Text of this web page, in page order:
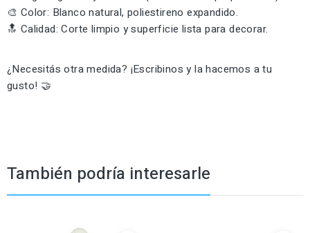
🎨 Color: Blanco natural, poliestireno expandido.
🔝 Calidad: Corte limpio y superficie lista para decorar.
¿Necesitás otra medida? ¡Escribinos y la hacemos a tu
gusto! 🤝
También podría interesarle